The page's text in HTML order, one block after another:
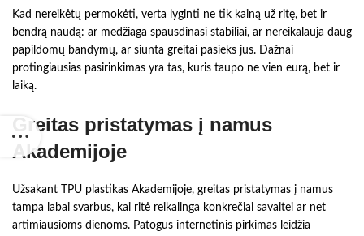
Kad nereikėtų permokėti, verta lyginti ne tik kainą už ritę, bet ir
bendrą naudą: ar medžiaga spausdinasi stabiliai, ar nereikalauja daug
papildomų bandymų, ar siunta greitai pasieks jus. Dažnai
protingiausias pasirinkimas yra tas, kuris taupo ne vien eurą, bet ir
laiką.
Greitas pristatymas į namus
Akademijoje
Užsakant TPU plastikas Akademijoje, greitas pristatymas į namus
tampa labai svarbus, kai ritė reikalinga konkrečiai savaitei ar net
artimiausioms dienoms. Patogus internetinis pirkimas leidžia